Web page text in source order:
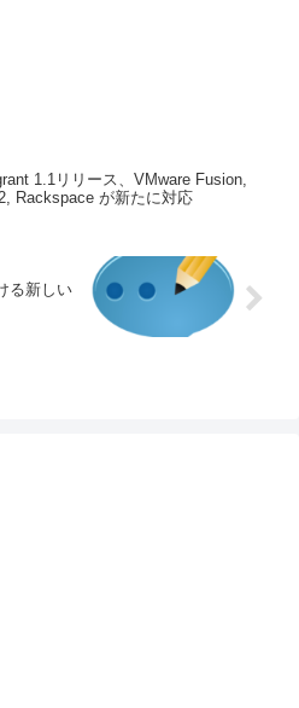
1.1リリース、VMware Fusion,
Rackspace が新たに対応
る新しい